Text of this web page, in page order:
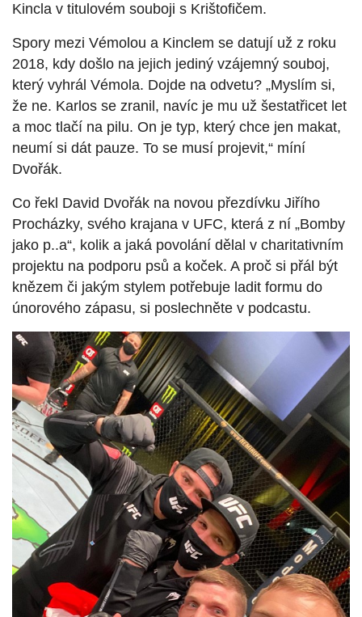
Kincla v titulovém souboji s Krištofičem.
Spory mezi Vémolou a Kinclem se datují už z roku
2018, kdy došlo na jejich jediný vzájemný souboj,
který vyhrál Vémola. Dojde na odvetu? „Myslím si,
že ne. Karlos se zranil, navíc je mu už šestatřicet let
a moc tlačí na pilu. On je typ, který chce jen makat,
neumí si dát pauze. To se musí projevit,“ míní
Dvořák.
Co řekl David Dvořák na novou přezdívku Jiřího
Procházky, svého krajana v UFC, která z ní „Bomby
jako p..a“, kolik a jaká povolání dělal v charitativním
projektu na podporu psů a koček. A proč si přál být
knězem či jakým stylem potřebuje ladit formu do
únorového zápasu, si poslechněte v podcastu.